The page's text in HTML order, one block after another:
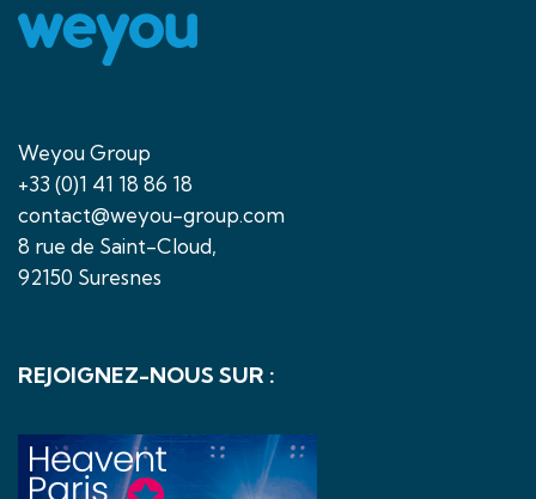
Weyou Group
+33 (0)1 41 18 86 18
contact@weyou-group.com
8 rue de Saint-Cloud,
92150 Suresnes
REJOIGNEZ-NOUS SUR :